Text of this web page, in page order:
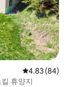
평점 4.83점(5
4.83 (84)
휴양지